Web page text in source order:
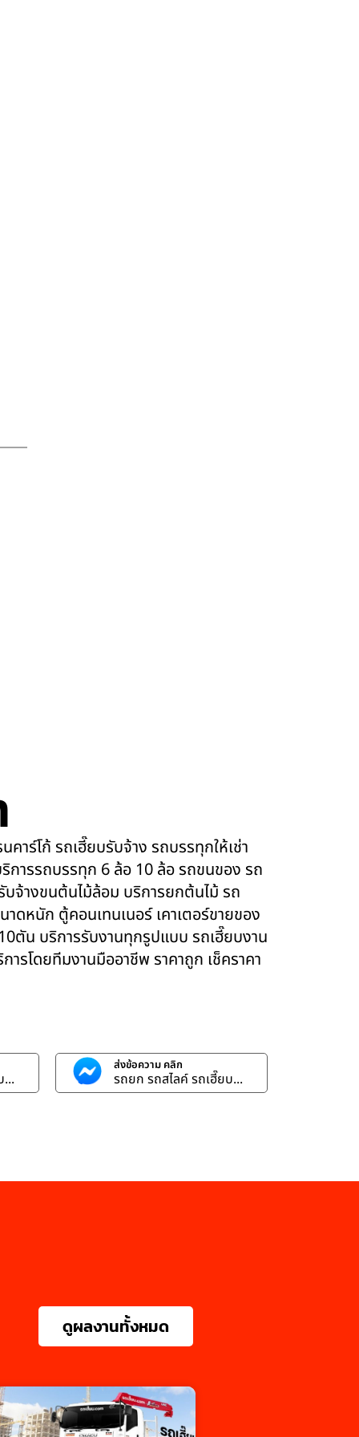
คาร์โก้ รถเฮี๊ยบรับจ้าง รถบรรทุกให้เช่า
การรถบรรทุก 6 ล้อ 10 ล้อ รถขนของ รถ
จ้างขนต้นไม้ล้อม บริการยกต้นไม้ รถ
หนัก ตู้คอนเทนเนอร์ เคาเตอร์ขายของ
ตัน บริการรับงานทุกรูปแบบ รถเฮี๊ยบงาน
ารโดยทีมงานมืออาชีพ ราคาถูก เช็คราคา
ส่งข้อความ คลิก
รถยก รถสไลค์ รถเฮี๊ยบ...
ดูผลงานทั้งหมด